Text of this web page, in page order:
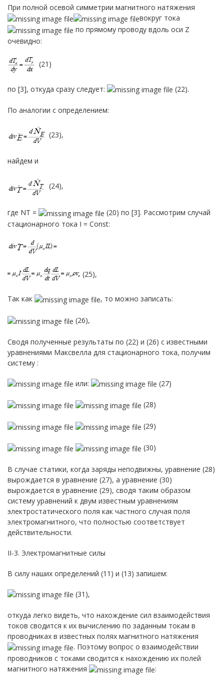
При полной осевой симметрии магнитного натяжения
вокруг тока
по прямому проводу вдоль оси Z
очевидно:
(21)
по [3], откуда сразу следует: (22).
По аналогии с определением:
(23),
найдем и
(24),
где NТ =
(20) по [3]. Рассмотрим случай
стационарного тока I = Const:
(25),
Так как , то можно записать:
(26),
Сводя полученные результаты по (22) и (26) с известными
уравнениями Максвелла для стационарного тока, получим
систему :
или: (27)
(28)
(29)
(30)
В случае статики, когда заряды неподвижны, уравнение (28)
вырождается в уравнение (27), а уравнение (30)
вырождается в уравнение (29), сводя таким образом
систему уравнений к двум известным уравнениям
электростатического поля как частного случая поля
электромагнитного, что полностью соответствует
действительности.
II-3. Электромагнитные силы
В силу наших определений (11) и (13) запишем:
(31),
откуда легко видеть, что нахождение сил взаимодействия
токов сводится к их вычислению по заданным токам в
проводниках в известных полях магнитного натяжения
. Поэтому вопрос о взаимодействии
проводников с токами сводится к нахождению их полей
магнитного натяжения
: